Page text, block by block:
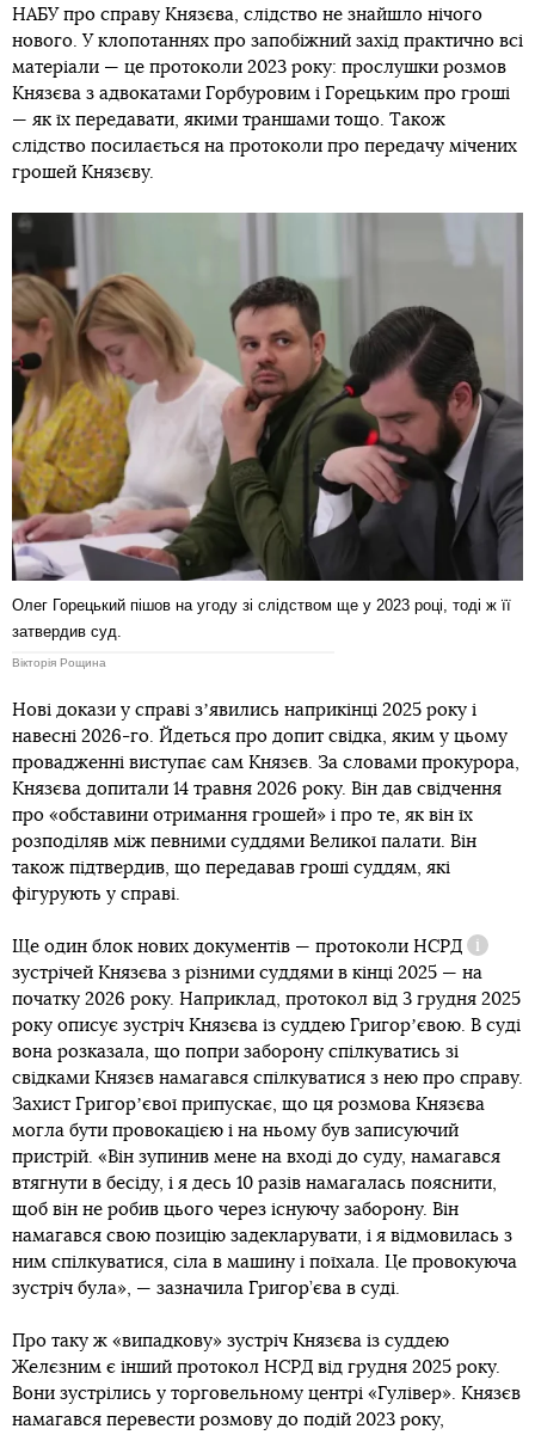
НАБУ про справу Князєва, слідство не знайшло нічого
нового. У клопотаннях про запобіжний захід практично всі
матеріали — це протоколи 2023 року: прослушки розмов
Князєва з адвокатами Горбуровим і Горецьким про гроші
— як їх передавати, якими траншами тощо. Також
слідство посилається на протоколи про передачу мічених
грошей Князєву.
Олег Горецький пішов на угоду зі слідством ще у 2023 році, тоді ж її
затвердив суд.
Вікторія Рощина
Нові докази у справі зʼявились наприкінці 2025 року і
навесні 2026-го. Йдеться про допит свідка, яким у цьому
провадженні виступає сам Князєв. За словами прокурора,
Князєва допитали 14 травня 2026 року. Він дав свідчення
про «обставини отримання грошей» і про те, як він їх
розподіляв між певними суддями Великої палати. Він
також підтвердив, що передавав гроші суддям, які
фігурують у справі.
Ще один блок нових документів — протоколи НСРД
Довідка
зустрічей Князєва з різними суддями в кінці 2025 — на
початку 2026 року. Наприклад, протокол від 3 грудня 2025
року описує зустріч Князєва із суддею Григорʼєвою. В суді
вона розказала, що попри заборону спілкуватись зі
свідками Князєв намагався спілкуватися з нею про справу.
Захист Григорʼєвої припускає, що ця розмова Князєва
могла бути провокацією і на ньому був записуючий
пристрій. «Він зупинив мене на вході до суду, намагався
втягнути в бесіду, і я десь 10 разів намагалась пояснити,
щоб він не робив цього через існуючу заборону. Він
намагався свою позицію задекларувати, і я відмовилась з
ним спілкуватися, сіла в машину і поїхала. Це провокуюча
зустріч була», — зазначила Григор’єва в суді.
Про таку ж «випадкову» зустріч Князєва із суддею
Желєзним є інший протокол НСРД від грудня 2025 року.
Вони зустрілись у торговельному центрі «Гулівер». Князєв
намагався перевести розмову до подій 2023 року,